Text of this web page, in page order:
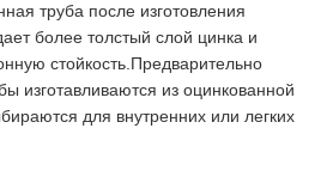
труба после изготовления
более толстый слой цинка и
стойкость.Предварительно
изготавливаются из оцинкованной
для внутренних или легких